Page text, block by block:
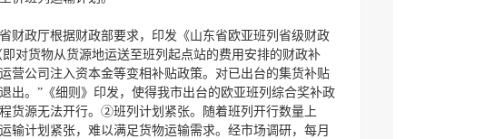
财政厅根据财政部要求，印发《山东省欧亚班列省级财政
对货物从货源地运送至班列起点站的费用安排的财政补
营公司注入资本金等变相补贴政策。对已出台的集货补贴
出。”《细则》印发，使得我市出台的欧亚班列综合奖补政
货源无法开行。②班列计划紧张。随着班列开行数量上
输计划紧张，难以满足货物运输需求。经市场调研，每月